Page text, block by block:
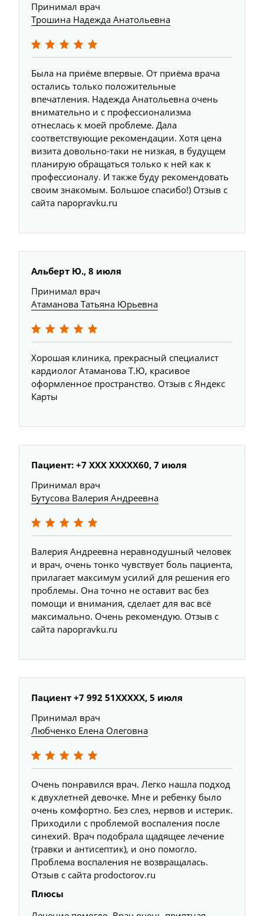
Принимал врач
Трошина Надежда Анатольевна
Была на приёме впервые. От приёма врача
остались только положительные
впечатления. Надежда Анатольевна очень
внимательно и с профессионализма
отнеслась к моей проблеме. Дала
соответствующие рекомендации. Хотя цена
визита довольно-таки не низкая, в будущем
планирую обращаться только к ней как к
профессионалу. И также буду рекомендовать
своим знакомым. Большое спасибо!) Отзыв с
сайта napopravku.ru
Альберт Ю., 8 июля
Принимал врач
Атаманова Татьяна Юрьевна
Хорошая клиника, прекрасный специалист
кардиолог Атаманова Т.Ю, красивое
оформленное пространство. Отзыв с Яндекс
Карты
Пациент: +7 XXX XXXXX60, 7 июля
Принимал врач
Бутусова Валерия Андреевна
Валерия Андреевна неравнодушный человек
и врач, очень тонко чувствует боль пациента,
прилагает максимум усилий для решения его
проблемы. Она точно не оставит вас без
помощи и внимания, сделает для вас всё
максимально. Очень рекомендую. Отзыв с
сайта napopravku.ru
Пациент +7 992 51XXXXX, 5 июля
Принимал врач
Любченко Елена Олеговна
Очень понравился врач. Легко нашла подход
к двухлетней девочке. Мне и ребенку было
очень комфортно. Без слез, нервов и истерик.
Приходили с проблемой воспаления после
синехий. Врач подобрала щадящее лечение
(травки и антисептик), и оно помогло.
Проблема воспаления не возвращалась.
Отзыв с сайта prodoctorov.ru
Плюсы